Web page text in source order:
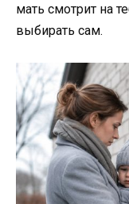
мать смотрит на
выбирать сам.